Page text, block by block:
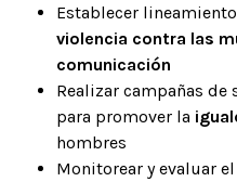
Establecer
violencia contra las
comunicación
Realizar campañas
para promover la
hombres
Monitorear y evaluar